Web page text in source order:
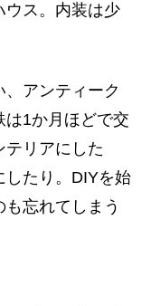
ス。内装は少
、アンティーク
は1か月ほどで交
リアにした
したり。DIYを始
忘れてしまう